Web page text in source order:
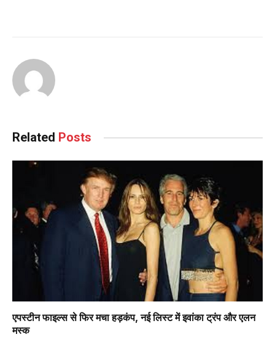
Related Posts
एपस्टीन फाइल्स से फिर मचा हड़कंप, नई लिस्ट में इवांका ट्रंप और एलन
मस्क